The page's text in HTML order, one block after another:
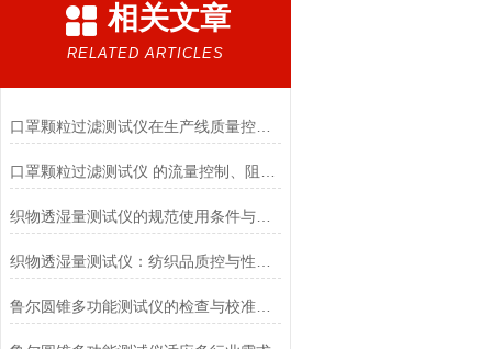
相关文章
RELATED ARTICLES
口罩颗粒过滤测试仪在生产线质量控制与研发筛选中的实战价值
织物透湿量测试仪的规范使用条件与数据保障前提
鲁尔圆锥多功能测试仪的检查与校准流程